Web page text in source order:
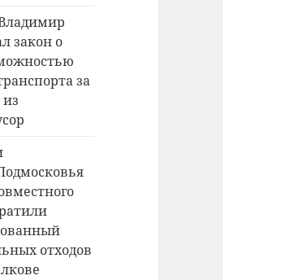
закон о
за
отходов